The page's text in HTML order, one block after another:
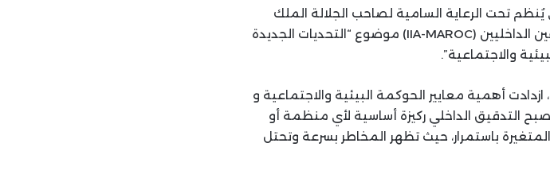
تحت الرعاية السامية لصاحب الجلالة الملك
محمد السادس، يستعرض المعهد المغربي للمدققين الداخليين (IIA-MAROC) موضوع “التحديات الجديدة
والاجتماعية”.
أهمية معايير الحوكمة البيئية والاجتماعية و
التدقيق الداخلي ركيزة أساسية لأي منظمة أو
باستمرار، حيث تظهر المخاطر بسرعة وتحتل